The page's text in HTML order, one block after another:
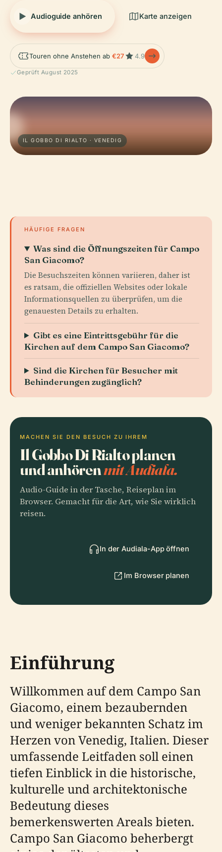
Audioguide anhören Karte anzeigen
Touren ohne Anstehen ab €27 4.9
Geprüft August 2025
IL GOBBO DI RIALTO · VENEDIG
HÄUFIGE FRAGEN
Was sind die Öffnungszeiten für Campo
San Giacomo?
Die Besuchszeiten können variieren, daher ist
es ratsam, die offiziellen Websites oder lokale
Informationsquellen zu überprüfen, um die
genauesten Details zu erhalten.
Gibt es eine Eintrittsgebühr für die
Kirchen auf dem Campo San Giacomo?
Sind die Kirchen für Besucher mit
Behinderungen zugänglich?
MACHEN SIE DEN BESUCH ZU IHREM
Il Gobbo Di Rialto planen
und anhörenmit Audiala.
Audio-Guide in der Tasche, Reiseplan im
Browser. Gemacht für die Art, wie Sie wirklich
reisen.
In der Audiala-App öffnen
Im Browser planen
Einführung
Willkommen auf dem Campo San
Giacomo, einem bezaubernden
und weniger bekannten Schatz im
Herzen von Venedig, Italien. Dieser
umfassende Leitfaden soll einen
tiefen Einblick in die historische,
kulturelle und architektonische
Bedeutung dieses
bemerkenswerten Areals bieten.
Campo San Giacomo beherbergt